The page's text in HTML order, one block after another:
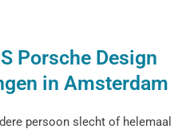
Porsche Design
in Amsterdam
persoon slecht of helemaal